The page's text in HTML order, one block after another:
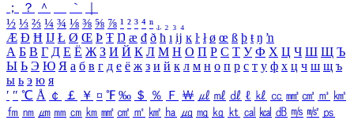
；
？ ＾ ｀
½ ⅓ ⅔ ¼ ¾ ⅛ ⅜ ⅝ ⅞ ¹ ² ³ ⁴ ⁿ ₁ ₂ ₃ ₄
Æ Ð Ħ Ĳ Ł Ø Œ Þ Ŧ Ŋ æ đ ð ħ ı ĳ ĸ ŀ ł ø œ ß þ ŧ ŋ ŉ
А Б В Г Д Е Ё Ж З И Й К Л М Н О П Р С Т У Ф Х Ц Ч Ш Щ Ъ
Ы Ь Э Ю Я а б в г д е ё ж з и й к л м н о п р с т у ф х ц ч ш щ ъ
ы ь э ю я
′ ″ ℃ Å ￠ ￡ ￥ ¤ ℉ ‰ ＄ ％ Ｆ ￦ ㎕ ㎖ ㎗ ℓ ㎘ ㏄ ㎣ ㎤ ㎥ ㎦
㎙ ㎚ ㎛ ㎜ ㎝ ㎞ ㎟ ㎠ ㎡ ㎢ ㏊ ㎍ ㎎ ㎏ ㏏ ㎈ ㎉ ㏈ ㎧ ㎨ ㎰